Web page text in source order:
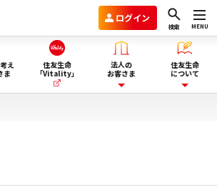
ログイン
検索 MENU
え
ま
ぶ
住友生命
「Vitality」
法人の
お客さま
客さま
住友生命
について